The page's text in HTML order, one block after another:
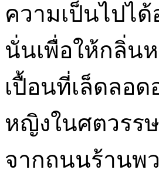
ความเป็นไปไ
นั่นเพื่อให้กลิ่น
เปื้อนที่เล็ดลอ
หญิงในศตวรร
จากถนนร้านพ